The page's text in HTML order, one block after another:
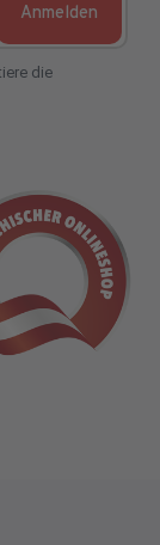
die
Anmelden